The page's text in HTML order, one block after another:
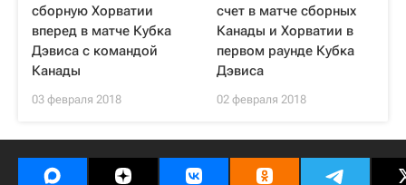
сборную Хорватии
вперед в матче Кубка
Дэвиса с командой
Канады
03 февраля 2018
счет в матче сборных
Канады и Хорватии в
первом раунде Кубка
Дэвиса
02 февраля 2018